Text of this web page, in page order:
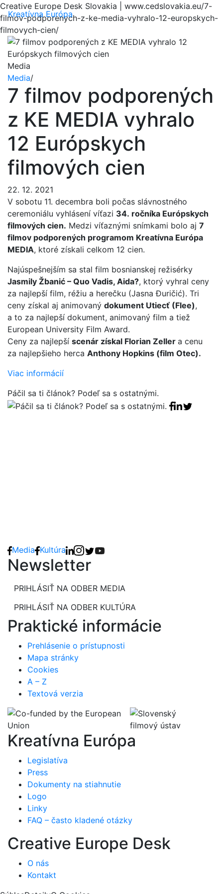
Creative Europe Desk Slovakia | www.cedslovakia.eu/7-
filmov-podporenych-z-ke-media-vyhralo-12-europskych-
filmovych-cien/
Kreatívna Európa Menu
Media
Media/
7 filmov podporených
z KE MEDIA vyhralo
12 Európskych
filmových cien
22. 12. 2021
V sobotu 11. decembra boli počas slávnostného
ceremoniálu vyhlásení víťazi 34. ročníka Európskych
filmových cien. Medzi víťaznými snímkami bolo aj 7
filmov podporených programom Kreatívna Európa
MEDIA, ktoré získali celkom 12 cien.
Najúspešnejším sa stal film bosnianskej režisérky
Jasmily Žbanić – Quo Vadis, Aida?, ktorý vyhral ceny
za najlepší film, réžiu a herečku (Jasna Đuričić). Tri
ceny získal aj animovaný dokument Utiecť (Flee),
a to za najlepší dokument, animovaný film a tiež
European University Film Award.
Ceny za najlepší scenár získal Florian Zeller a cenu
za najlepšieho herca Anthony Hopkins (film Otec).
Viac informácií
Páčil sa ti článok? Podeľ sa s ostatnými.
Facebook
Linkedin
Tweet
Media Kultúra
Newsletter
PRIHLÁSIŤ NA ODBER MEDIA
PRIHLÁSIŤ NA ODBER KULTÚRA
Praktické informácie
Prehlásenie o prístupnosti
Mapa stránky
Cookies
A – Z
Textová verzia
Kreatívna Európa
Legislatíva
Press
Dokumenty na stiahnutie
Logo
Linky
FAQ – často kladené otázky
Creative Europe Desk
O nás
Kontakt